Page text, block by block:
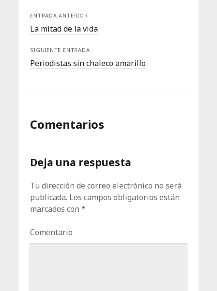
ENTRADA ANTERIOR
La mitad de la vida
SIGUIENTE ENTRADA
Periodistas sin chaleco amarillo
Comentarios
Deja una respuesta
Tu dirección de correo electrónico no será
publicada. Los campos obligatorios están
marcados con*
Comentario